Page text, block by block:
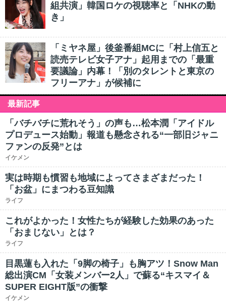
組共演」韓国ロケの視聴率と「NHKの動
き」
「ミヤネ屋」後釜番組MCに「村上信五と
読売テレビ女子アナ」起用までの「最重
要議論」内幕！「別のタレントと東京の
フリーアナ」が候補に
最新記事
「バチバチに荒れそう」の声も…松本潤「アイドル
プロデュース始動」報道も懸念される“一部旧ジャニ
ファンの反発”とは
イケメン
実は時期も慣習も地域によってさまざまだった！
「お盆」にまつわる豆知識
ライフ
これがよかった！女性たちが経験した効果のあった
「おまじない」とは？
ライフ
目黒蓮も入れた「9脚の椅子」も胸アツ！Snow Man
総出演CM「女装メンバー2人」で蘇る“キスマイ＆
SUPER EIGHT版”の衝撃
イケメン